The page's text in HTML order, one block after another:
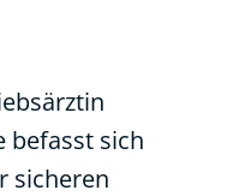
befasst sich
sicheren